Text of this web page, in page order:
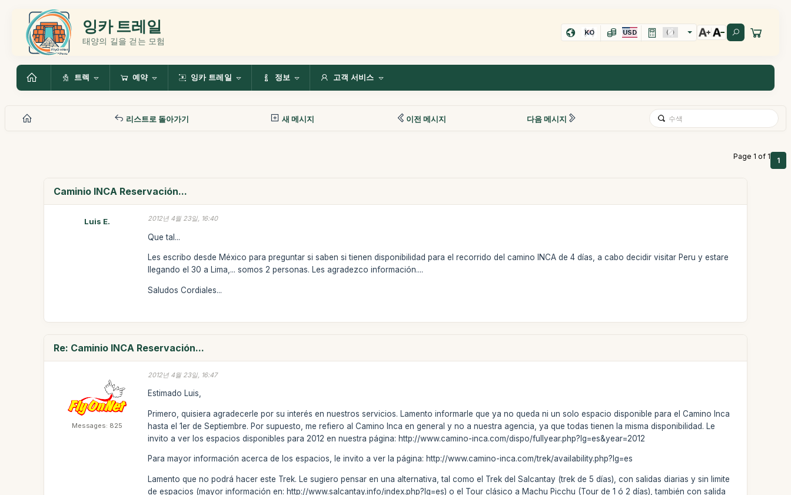
잉카 트레일
태양의 길을 걷는 모험
KO USD
트렉 예약 잉카 트레일 정보 고객 서비스
리스트로 돌아가기 새 메시지 이전 메시지 다음 메시지
Page 1 of 1 1
Caminio INCA Reservación...
Luis E. 2012년 4월 23일, 16:40
Que tal...
Les escribo desde México para preguntar si saben si tienen disponibilidad para el recorrido del camino INCA de 4 días, a cabo decidir visitar Peru y estare
llegando el 30 a Lima,... somos 2 personas. Les agradezco información....
Saludos Cordiales...
Re: Caminio INCA Reservación...
Messages: 825
2012년 4월 23일, 16:47
Estimado Luis,
Primero, quisiera agradecerle por su interés en nuestros servicios. Lamento informarle que ya no queda ni un solo espacio disponible para el Camino Inca
hasta el 1er de Septiembre. Por supuesto, me refiero al Camino Inca en general y no a nuestra agencia, ya que todas tienen la misma disponibilidad. Le
invito a ver los espacios disponibles para 2012 en nuestra página: http://www.camino-inca.com/dispo/fullyear.php?lg=es&year=2012
Para mayor información acerca de los espacios, le invito a ver la página: http://www.camino-inca.com/trek/availability.php?lg=es
Lamento que no podrá hacer este Trek. Le sugiero pensar en una alternativa, tal como el Trek del Salcantay (trek de 5 días), con salidas diarias y sin limite
de espacios (mayor información en: http://www.salcantay.info/index.php?lg=es) o el Tour clásico a Machu Picchu (Tour de 1 ó 2 días), también con salida